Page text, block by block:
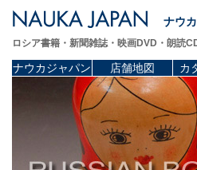
ナウ
ロシア書籍・新聞雑誌・映画DVD・朗読
ナウカジャパン 店舗地図 カ